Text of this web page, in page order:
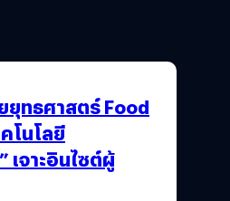
ยยุทธศาสตร์ Food
โนโลยี
เจาะอินไซต์ผู้